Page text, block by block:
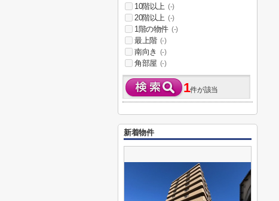
10階以上 (-)
20階以上 (-)
1階の物件 (-)
最上階 (-)
南向き (-)
角部屋 (-)
1件が該当
新着物件